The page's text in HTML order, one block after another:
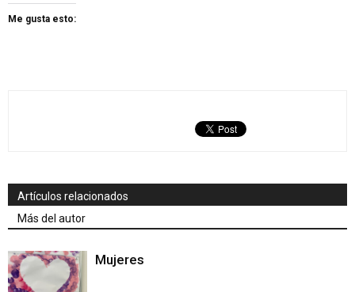
Me gusta esto:
Artículos relacionados
Más del autor
Mujeres